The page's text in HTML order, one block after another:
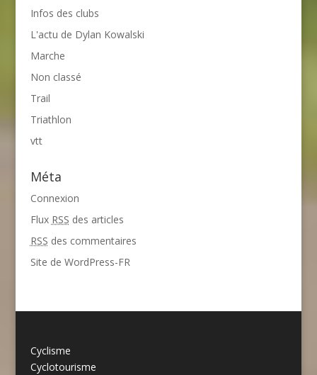
Infos des clubs
L'actu de Dylan Kowalski
Marche
Non classé
Trail
Triathlon
vtt
Méta
Connexion
Flux RSS des articles
RSS des commentaires
Site de WordPress-FR
Cyclisme
Cyclotourisme